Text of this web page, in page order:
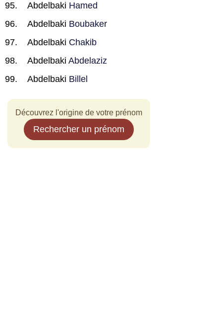
Abdelbaki Hamed
Abdelbaki Boubaker
Abdelbaki Chakib
Abdelbaki Abdelaziz
Abdelbaki Billel
Découvrez l'origine de votre prénom
Rechercher un prénom